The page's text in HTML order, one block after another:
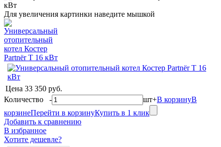
Для увеличения картинки наведите мышкой
Цена 33 350 руб.
Количество - шт+В корзинуВ
корзинеПерейти в корзинуКупить в 1 клик
Добавить к сравнению
В избранное
Хотите дешевле?